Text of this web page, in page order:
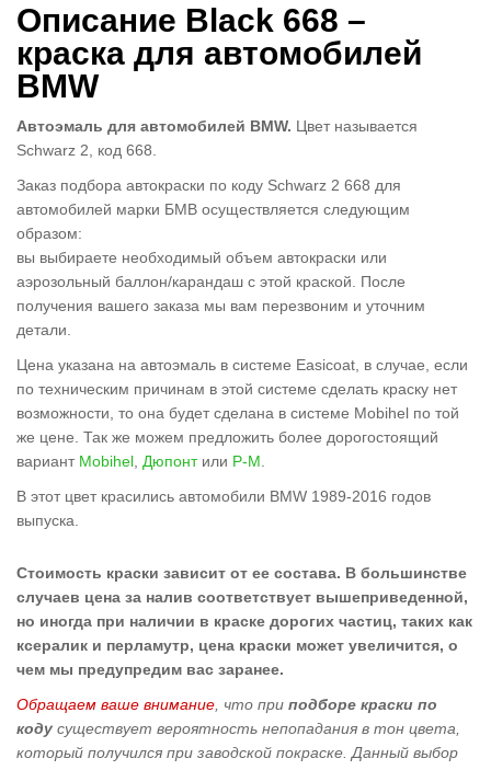
Описание Black 668 –
краска для автомобилей
BMW
Автоэмаль для автомобилей BMW. Цвет называется
Schwarz 2, код 668.
Заказ подбора автокраски по коду Schwarz 2 668 для
автомобилей марки БМВ осуществляется следующим
образом:
вы выбираете необходимый объем автокраски или
аэрозольный баллон/карандаш с этой краской. После
получения вашего заказа мы вам перезвоним и уточним
детали.
Цена указана на автоэмаль в системе Easicoat, в случае, если
по техническим причинам в этой системе сделать краску нет
возможности, то она будет сделана в системе Mobihel по той
же цене. Так же можем предложить более дорогостоящий
вариант Mobihel Дюпонтили Р-М
В этот цвет красились автомобили BMW 1989-2016 годов
выпуска.
Стоимость краски зависит от ее состава. В большинстве
случаев цена за налив соответствует вышеприведенной,
но иногда при наличии в краске дорогих частиц, таких как
ксералик и перламутр, цена краски может увеличится, о
чем мы предупредим вас заранее.
Обращаем ваше внимание , что при подборе краски по
коду существует вероятность непопадания в тон цвета,
который получился при заводской покраске. Данный выбор